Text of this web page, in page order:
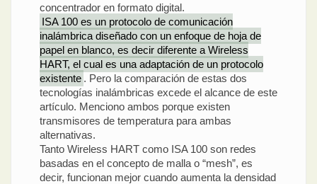
concentrador en formato digital.
ISA 100 es un protocolo de comunicación
inalámbrica diseñado con un enfoque de hoja de
papel en blanco, es decir diferente a Wireless
HART, el cual es una adaptación de un protocolo
existente . Pero la comparación de estas dos
tecnologías inalámbricas excede el alcance de este
artículo. Menciono ambos porque existen
transmisores de temperatura para ambas
alternativas.
Tanto Wireless HART como ISA 100 son redes
basadas en el concepto de malla o “mesh”, es
decir, funcionan mejor cuando aumenta la densidad